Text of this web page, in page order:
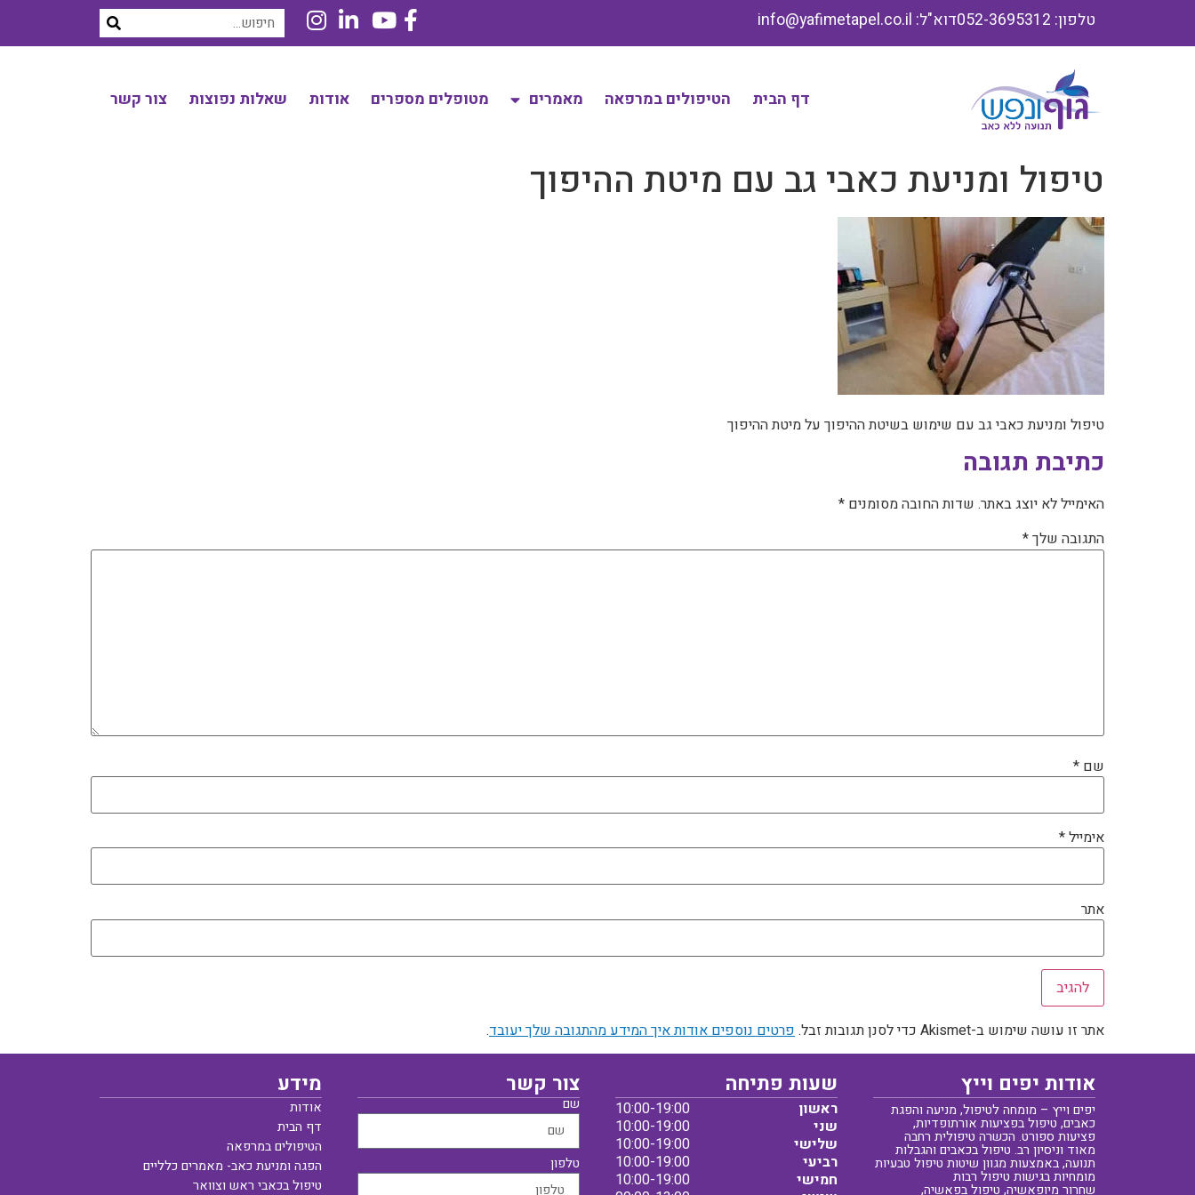
טלפון: 052-3695312 דוא"ל: info@yafimetapel.co.il
דף הבית הטיפולים במרפאה מאמרים מטופלים מספרים אודות שאלות נפוצות צור קשר
טיפול ומניעת כאבי גב עם מיטת ההיפוך
טיפול ומניעת כאבי גב עם שימוש בשיטת ההיפוך על מיטת ההיפוך
כתיבת תגובה
האימייל לא יוצג באתר. שדות החובה מסומנים *
התגובה שלך*
שם *
אימייל*
אתר
אתר זו עושה שימוש ב-Akismet כדי לסנן תגובות זבל. פרטים נוספים אודות איך המידע מהתגובה שלך יעובד.
אודות יפים וייץ
יפים וייץ – מומחה לטיפול, מניעה והפגת
כאבים, טיפול בפציעות אורתופדיות,
פציעות ספורט. הכשרה טיפולית רחבה
מאוד וניסיון רב. טיפול בכאבים והגבלות
תנועה, באמצעות מגוון שיטות טיפול טבעיות
מומחיות בגישות טיפול רבות
שחרור מיופאשיה, טיפול בפאשיה,
שעות פתיחה
ראשון
10:00-19:00
שני
10:00-19:00
שלישי
10:00-19:00
רביעי
10:00-19:00
חמישי
10:00-19:00
צור קשר
שם
טלפון
מידע
אודות
דף הבית
הטיפולים במרפאה
הפגה ומניעת כאב- מאמרים כלליים
טיפול בכאבי ראש וצוואר